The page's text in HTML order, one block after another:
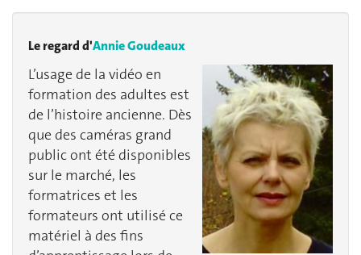
Le regard d'Annie Goudeaux
L’usage de la vidéo en
formation des adultes est
de l’histoire ancienne. Dès
que des caméras grand
public ont été disponibles
sur le marché, les
formatrices et les
formateurs ont utilisé ce
matériel à des fins